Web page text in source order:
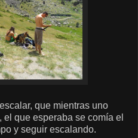
que mientras uno
que esperaba se comía el
y seguir escalando.